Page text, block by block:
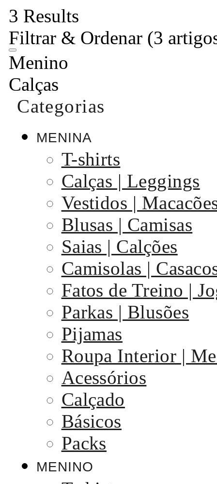
3 Results
Filtrar & Ordenar (3
Menino
Calças
Categorias
MENINA
T-shirts
Calças | Leggings
Vestidos |
Blusas | Camisas
Saias | Calções
Camisolas |
Fatos de Treino |
Parkas | Blusões
Pijamas
Roupa Interior |
Acessórios
Calçado
Básicos
Packs
MENINO